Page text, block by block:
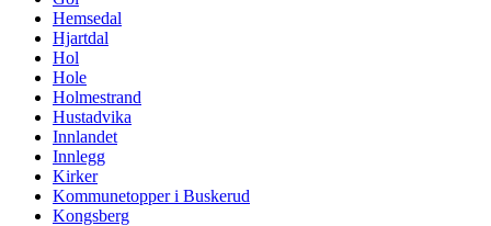
Hemsedal
Hjartdal
Hol
Hole
Holmestrand
Hustadvika
Innlandet
Innlegg
Kirker
Kommunetopper i Buskerud
Kongsberg